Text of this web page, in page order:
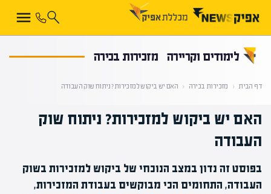
לימודים וקריירה מזכירות בכירה
דף הבית ‹ מזכירות בכירה ‹ האם יש ביקוש למזכירות? ניתוח שוק העבודה
האם יש ביקוש למזכירות? ניתוח שוק
העבודה
בפוסט זה נדון במצב הנוכחי של ביקוש למזכירות בשוק
העבודה, התחומים הכי מבוקשים בעבודת המזכירות,